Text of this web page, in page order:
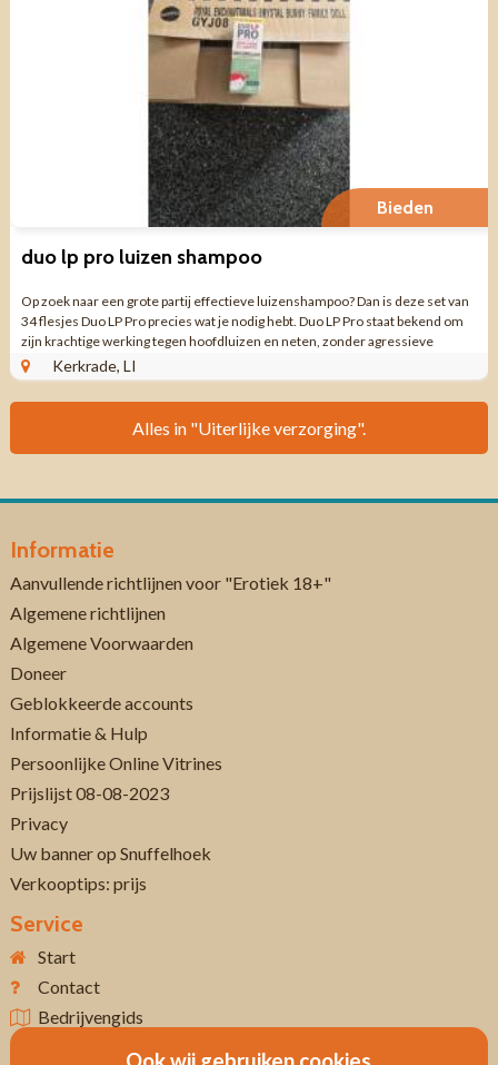
Bieden
duo lp pro luizen shampoo
Op zoek naar een grote partij effectieve luizenshampoo? Dan is deze set van
34 flesjes Duo LP Pro precies wat je nodig hebt. Duo LP Pro staat bekend om
zijn krachtige werking tegen hoofdluizen en neten, zonder agressieve
chemicaliën. ...
Kerkrade, LI
Alles in "Uiterlijke verzorging".
Informatie
Aanvullende richtlijnen voor "Erotiek 18+"
Algemene richtlijnen
Algemene Voorwaarden
Doneer
Geblokkeerde accounts
Informatie & Hulp
Persoonlijke Online Vitrines
Prijslijst 08-08-2023
Privacy
Uw banner op Snuffelhoek
Verkooptips: prijs
Service
Start
Contact
Bedrijvengids